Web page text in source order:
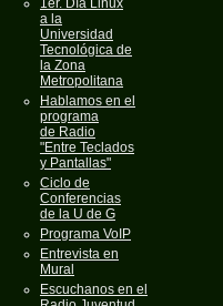
1er. Día Linux
a la
Universidad
Tecnológica de
la Zona
Metropolitana
Hablamos en el
programa
de Radio
"Entre Teclados
y Pantallas"
Ciclo de
Conferencias
de la U de G
Programa VoIP
Entrevista en
Mural
Escuchanos en el